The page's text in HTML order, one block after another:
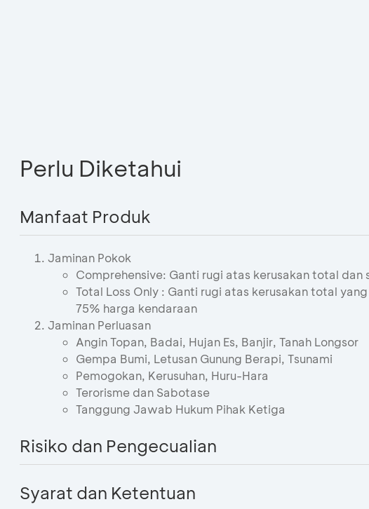
atau dinyatakan oleh website tersebut.
Perlu Diketahui
Manfaat Produk
Jaminan Pokok
Comprehensive: Ganti rugi atas kerusakan total dan
Total Loss Only : Ganti rugi atas kerusakan total
75% harga kendaraan
Jaminan Perluasan
Angin Topan, Badai, Hujan Es, Banjir, Tanah Longsor
Gempa Bumi, Letusan Gunung Berapi, Tsunami
Pemogokan, Kerusuhan, Huru-Hara
Terorisme dan Sabotase
Tanggung Jawab Hukum Pihak Ketiga
Risiko dan Pengecualian
Syarat dan Ketentuan